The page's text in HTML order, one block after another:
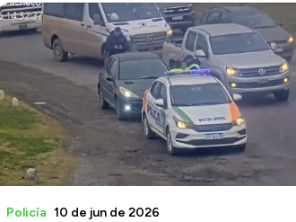
Policía 10 de jun de 2026